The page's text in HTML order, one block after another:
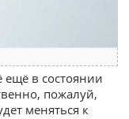
ещё в состоянии
пожалуй,
меняться к